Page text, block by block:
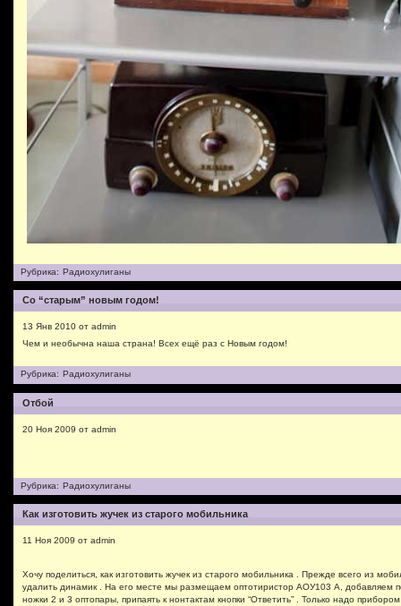
Рубрика: Радиохулиганы
Со “старым” новым годом!
13 Янв 2010 от admin
Чем и необычна наша страна! Всех ещё раз с Новым годом!
Рубрика: Радиохулиганы
Отбой
20 Ноя 2009 от admin
Рубрика: Радиохулиганы
Как изготовить жучек из старого мобильника
11 Ноя 2009 от admin
Хочу поделиться, как изготовить жучек из старого мобильника . Прежде всего из
удалить динамик . На его месте мы размещаем оптотиристор АОУ103 А, добавляем
ножки 2 и 3 оптопары, припаять к нонтактам кнопки “Ответить” . Только надо